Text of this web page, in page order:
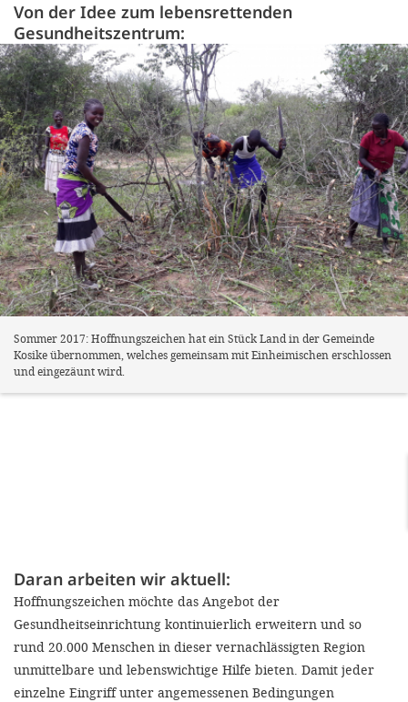
Von der Idee zum lebensrettenden
Gesundheitszentrum:
Sommer 2017: Hoffnungszeichen hat ein Stück Land in der Gemeinde
Kosike übernommen, welches gemeinsam mit Einheimischen erschlossen
und eingezäunt wird.
Daran arbeiten wir aktuell:
Hoffnungszeichen möchte das Angebot der
Gesundheitseinrichtung kontinuierlich erweitern und so
rund 20.000 Menschen in dieser vernachlässigten Region
unmittelbare und lebenswichtige Hilfe bieten. Damit jeder
einzelne Eingriff unter angemessenen Bedingungen